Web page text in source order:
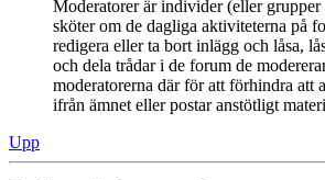
Moderatorer är individer (eller
sköter om de dagliga aktiviteterna på
redigera eller ta bort inlägg och låsa,
och dela trådar i de forum de
moderatorerna där för att förhindra att
ifrån ämnet eller postar anstötligt
Upp